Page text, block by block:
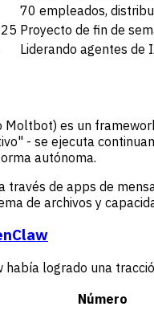
70 empleados,
Proyecto de fin de
Liderando agentes de
es un
- se ejecuta
autónoma.
través de apps de
de archivos y
había logrado una
Número